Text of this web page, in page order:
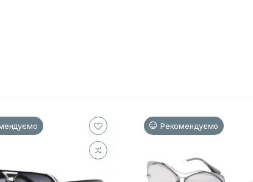
Рекомендуємо